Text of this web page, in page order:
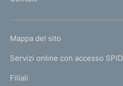
'
m
e
a
L
N
K
Mappa del sito
Servizi online con accesso SPID
Filiali